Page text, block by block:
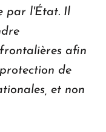
par l'État. Il
afin
de
et non